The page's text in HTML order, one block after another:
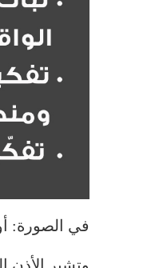
في الصورة: